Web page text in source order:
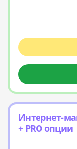
Интернет-
+ PRO опции